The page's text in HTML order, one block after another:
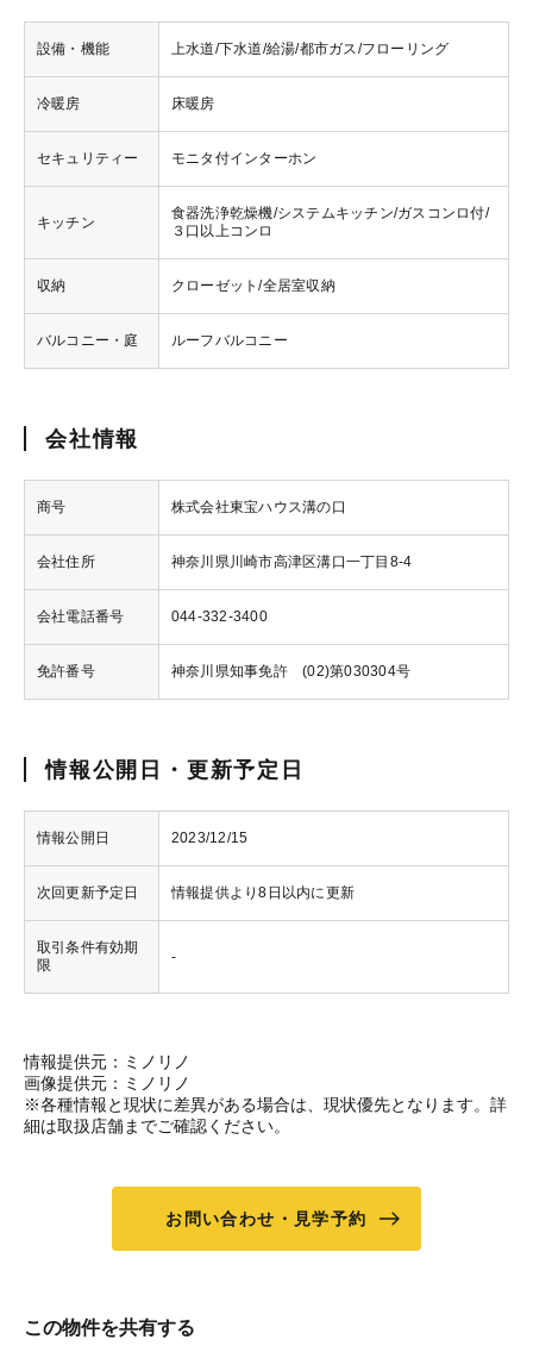
設備・機能 上水道/下水道/給湯/都市ガス/フローリング
冷暖房 床暖房
セキュリティー モニタ付インターホン
キッチン
食器洗浄乾燥機/システムキッチン/ガスコンロ付/
３口以上コンロ
収納 クローゼット/全居室収納
バルコニー・庭 ルーフバルコニー
会社情報
商号 株式会社東宝ハウス溝の口
会社住所 神奈川県川崎市高津区溝口一丁目8-4
会社電話番号 044-332-3400
免許番号 神奈川県知事免許 (02)第030304号
情報公開日・更新予定日
情報公開日 2023/12/15
次回更新予定日 情報提供より8日以内に更新
取引条件有効期
限
-
情報提供元：ミノリノ
画像提供元：ミノリノ
※各種情報と現状に差異がある場合は、現状優先となります。詳
細は取扱店舗までご確認ください。
お問い合わせ・見学予約
この物件を共有する